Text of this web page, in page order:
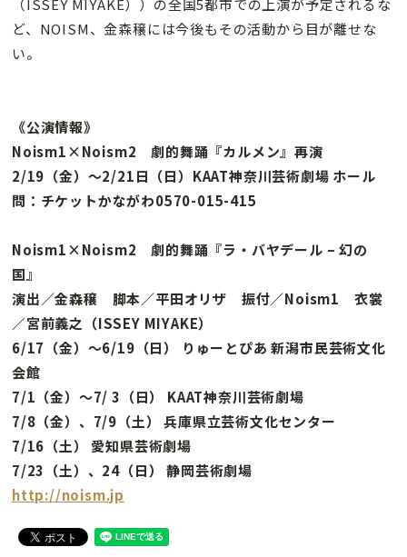
ど、NOISM、金森穣には今後もその活動から目が離せな
い。
《公演情報》
Noism1×Noism2 劇的舞踊『カルメン』再演
2/19（金）〜2/21日（日）KAAT神奈川芸術劇場 ホール
問：チケットかながわ0570-015-415
Noism1×Noism2 劇的舞踊『ラ・バヤデール – 幻の
国』
演出／金森穣 脚本／平田オリザ 振付／Noism1 衣裳
／宮前義之（ISSEY MIYAKE）
6/17（金）〜6/19（日） りゅーとぴあ 新潟市民芸術文化
会館
7/1（金）〜7/ 3（日） KAAT神奈川芸術劇場
7/8（金）、7/9（土） 兵庫県立芸術文化センター
7/16（土） 愛知県芸術劇場
7/23（土）、24（日） 静岡芸術劇場
http://noism.jp